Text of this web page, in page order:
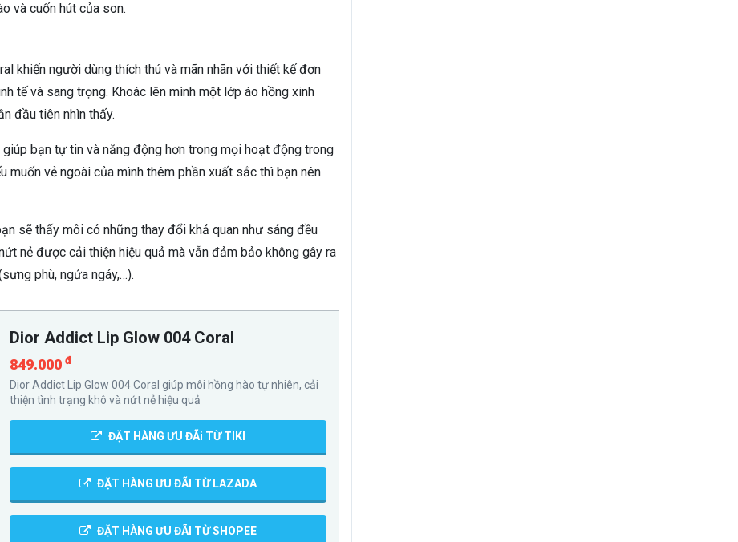
và cuốn hút của son.
khiến người dùng thích thú và mãn nhãn với thiết kế đơn
tế và sang trọng. Khoác lên mình một lớp áo hồng xinh
đầu tiên nhìn thấy.
bạn tự tin và năng động hơn trong mọi hoạt động trong
muốn vẻ ngoài của mình thêm phần xuất sắc thì bạn nên
sẽ thấy môi có những thay đổi khả quan như sáng đều
nẻ được cải thiện hiệu quả mà vẫn đảm bảo không gây ra
phù, ngứa ngáy,…).
Dior Addict Lip Glow 004 Coral
849.000đ
Dior Addict Lip Glow 004 Coral giúp môi hồng hào tự nhiên, cải
thiện tình trạng khô và nứt nẻ hiệu quả
ĐẶT HÀNG ƯU ĐÃi TỪ TIKI
ĐẶT HÀNG ƯU ĐÃI TỪ LAZADA
ĐẶT HÀNG ƯU ĐÃI TỪ SHOPEE